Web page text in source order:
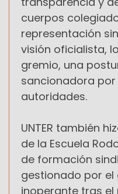
cuerpos
representación
visión oficialista,
gremio, una
sancionadora
autoridades.
UNTER también
de la Escuela
de formación
gestionado por el
inoperante tras el